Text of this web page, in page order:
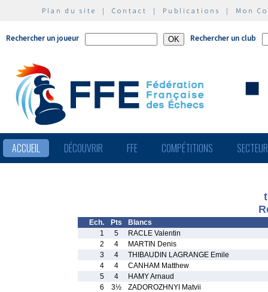
Plan du site | Contact | Publications | Mon
Rechercher un joueur Rechercher un club
ACCUEIL DÉCOUVRIR FFE COMPÉTITIONS
Ech. Pts
Blancs
1
5
RACLE Valentin
2
4
MARTIN Denis
3
4
THIBAUDIN LAGRANGE Emile
4
4
CANHAM Matthew
5
4
HAMY Arnaud
6
3½
ZADOROZHNYI Matvii